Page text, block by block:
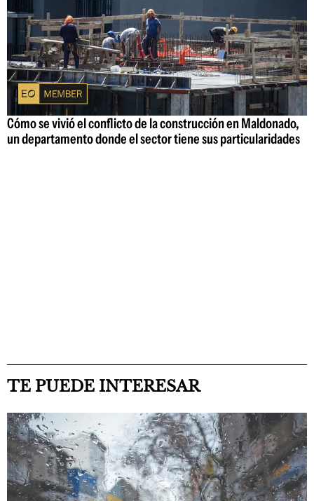
Cómo se vivió el conflicto de la construcción en Maldonado,
un departamento donde el sector tiene sus particularidades
TE PUEDE INTERESAR